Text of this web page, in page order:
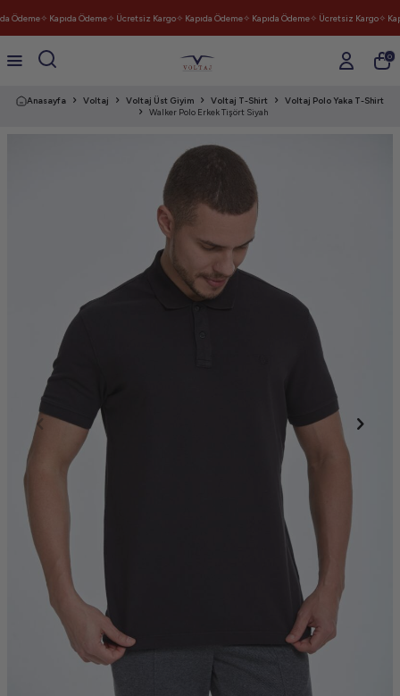
Ödeme✧ Kapıda Ödeme✧ Ücretsiz Kargo✧ Kapıda Ödeme✧ Kapıda Ödeme✧ Ücretsiz Kargo✧
0
Anasayfa Voltaj Voltaj Üst Giyim Voltaj T-Shirt
Voltaj Polo Yaka T-Shirt
Walker Polo Erkek Tişört Siyah